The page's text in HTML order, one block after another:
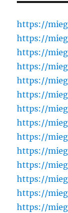
https://
https://
https://
https://
https://
https://
https://
https://
https://
https://
https://
https://
https://
https://